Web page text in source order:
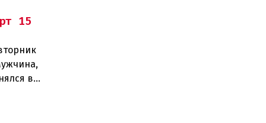
15
в